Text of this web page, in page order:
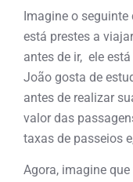
Imagine o
está prestes a
antes de ir, ele
João gosta de
antes de realizar
valor das
taxas de passeios
Agora, imagine